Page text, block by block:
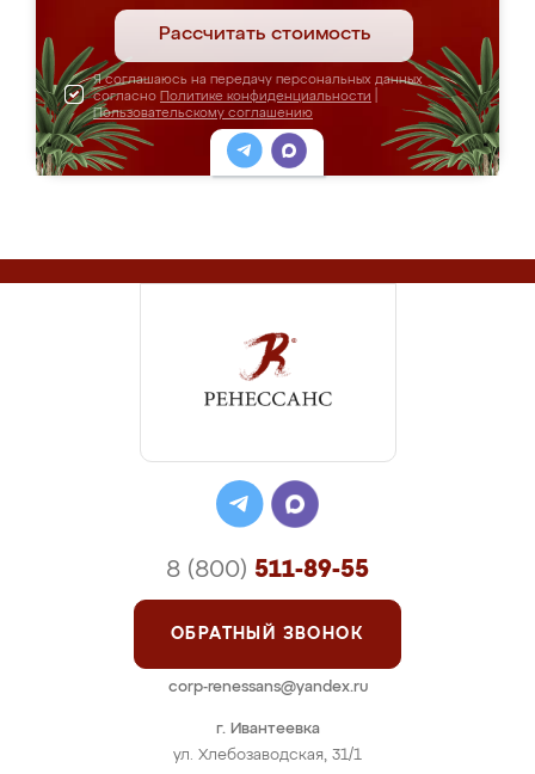
Рассчитать стоимость
Я соглашаюсь на передачу персональных данных
согласно Политике конфиденциальности
Пользовательскому соглашению
г. Ивантеевка
ул. Хлебозаводская, 31/1
8 (800) 511-89-55
ОБРАТНЫЙ ЗВОНОК
corp-renessans@yandex.ru